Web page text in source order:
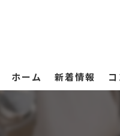
ホーム 新着情報